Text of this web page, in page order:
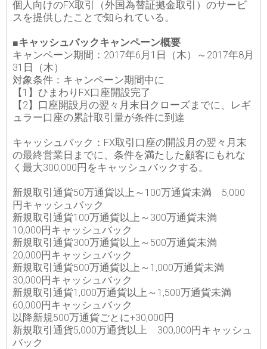
個人向けのFX取引（外国為替証拠金取引）のサービ
スを提供したことで知られている。
■キャッシュバックキャンペーン概要
キャンペーン期間：2017年6月1日（木）～2017年8月
31日（木）
対象条件：キャンペーン期間中に
【1】ひまわりFX口座開設完了
【2】口座開設月の翌々月末日クローズまでに、レギ
ュラー口座の累計取引量が条件に到達
キャッシュバック：FX取引口座の開設月の翌々月末
の最終営業日までに、条件を満たした顧客にもれな
く最大300,000円をキャッシュバックする。
新規取引通貨50万通貨以上～100万通貨未満 5,000
円キャッシュバック
新規取引通貨100万通貨以上～300万通貨未満
10,000円キャッシュバック
新規取引通貨300万通貨以上～500万通貨未満
20,000円キャッシュバック
新規取引通貨500万通貨以上～1,000万通貨未満
30,000円キャッシュバック
新規取引通貨1,000万通貨以上～1,500万通貨未満
60,000円キャッシュバック
以降新規500万通貨ごとに+30,000円
新規取引通貨5,000万通貨以上 300,000円キャッシュ
バック